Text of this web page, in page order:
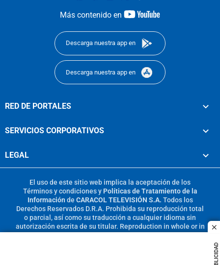
PUBLICIDAD
Más contenido en
youtube-
Descarga nuestra app en
Descarga nuestra app en
RED DE PORTALES
SERVICIOS CORPORATIVOS
LEGAL
El uso de este sitio web implica la aceptación de los
Términos y condicionesy Políticas de Tratamiento de la
Información de CARACOL TELEVISIÓN S.A. Todos los
Derechos Reservados D.R.A. Prohibida su reproducción total
o parcial, así como su traducción a cualquier idioma sin
autorización escrita de su titular. Reproduction in whole or in